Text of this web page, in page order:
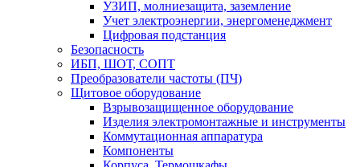
УЗИП, молниезащита, заземление
Учет электроэнергии, энергоменеджмент
Цифровая подстанция
Безопасность
ИБП, ШОТ, СОПТ
Преобразователи частоты (ПЧ)
Щитовое оборудование
Взрывозащищенное оборудование
Изделия электромонтажные и инструменты
Коммутационная аппаратура
Компоненты